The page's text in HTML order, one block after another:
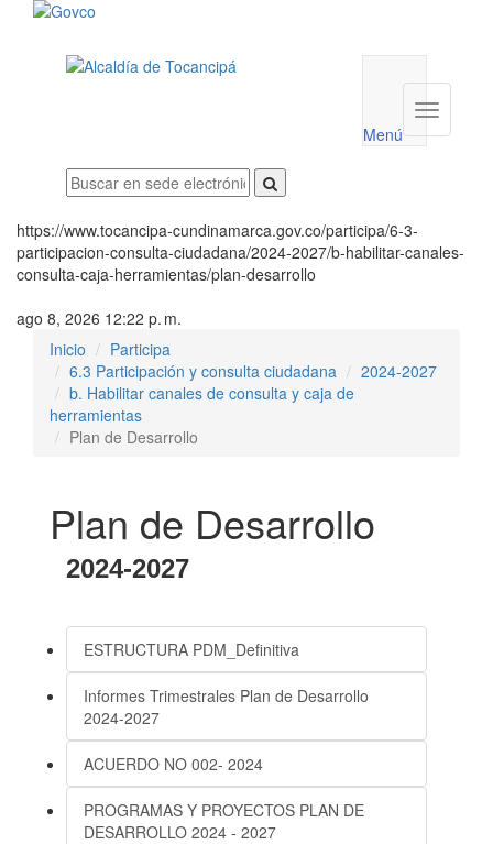
utilidades
Menú
Menú
https://www.tocancipa-cundinamarca.gov.co/participa/6-3-
participacion-consulta-ciudadana/2024-2027/b-habilitar-canales-
consulta-caja-herramientas/plan-desarrollo
ago 8, 2026 12:22 p. m.
Inicio
Participa
6.3 Participación y consulta ciudadana
2024-2027
b. Habilitar canales de consulta y caja de
herramientas
Plan de Desarrollo
Plan de Desarrollo
2024-2027
ESTRUCTURA PDM_Definitiva
Informes Trimestrales Plan de Desarrollo
2024-2027
ACUERDO NO 002- 2024
PROGRAMAS Y PROYECTOS PLAN DE
DESARROLLO 2024 - 2027